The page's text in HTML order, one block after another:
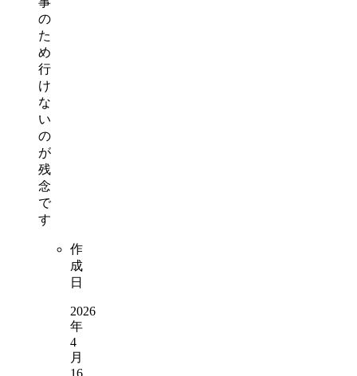
の
た
め
行
け
な
い
の
が
残
念
で
す
作
成
日
2026
年
4
月
16